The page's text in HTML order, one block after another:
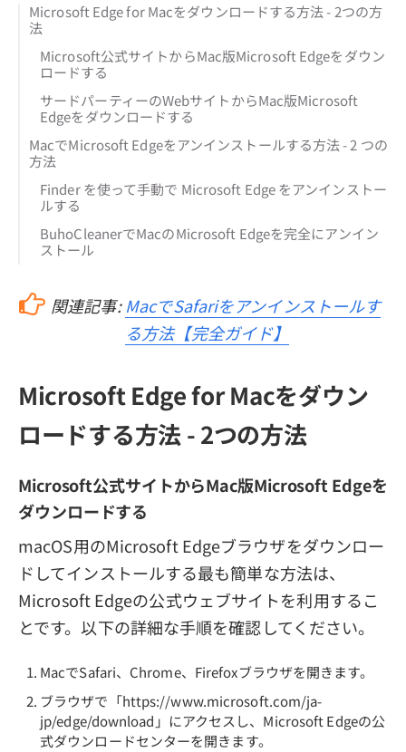
Microsoft Edge for Macをダウンロードする方法 - 2つの方
法
Microsoft公式サイトからMac版Microsoft Edgeをダウン
ロードする
サードパーティーのWebサイトからMac版Microsoft
Edgeをダウンロードする
MacでMicrosoft Edgeをアンインストールする方法 - 2 つの
方法
Finder を使って手動で Microsoft Edge をアンインストー
ルする
BuhoCleanerでMacのMicrosoft Edgeを完全にアンイン
ストール
関連記事: MacでSafariをアンインストールす
る方法【完全ガイド】
Microsoft Edge for Macをダウン
ロードする方法 - 2つの方法
Microsoft公式サイトからMac版Microsoft Edgeを
ダウンロードする
macOS用のMicrosoft Edgeブラウザをダウンロー
ドしてインストールする最も簡単な方法は、
Microsoft Edgeの公式ウェブサイトを利用するこ
とです。以下の詳細な手順を確認してください。
MacでSafari、Chrome、Firefoxブラウザを開きます。
ブラウザで「https://www.microsoft.com/ja-
jp/edge/download」にアクセスし、Microsoft Edgeの公
式ダウンロードセンターを開きます。